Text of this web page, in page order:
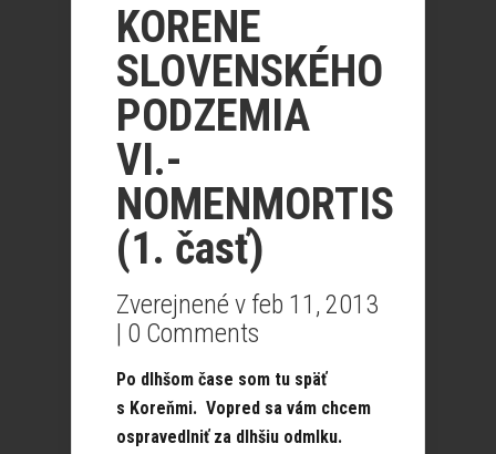
KORENE
SLOVENSKÉHO
PODZEMIA
VI.-
NOMENMORTIS
(1. časť)
Zverejnené v feb 11, 2013
| 0 Comments
Po dlhšom čase som tu späť
s Koreňmi. Vopred sa vám chcem
ospravedlniť za dlhšiu odmlku.